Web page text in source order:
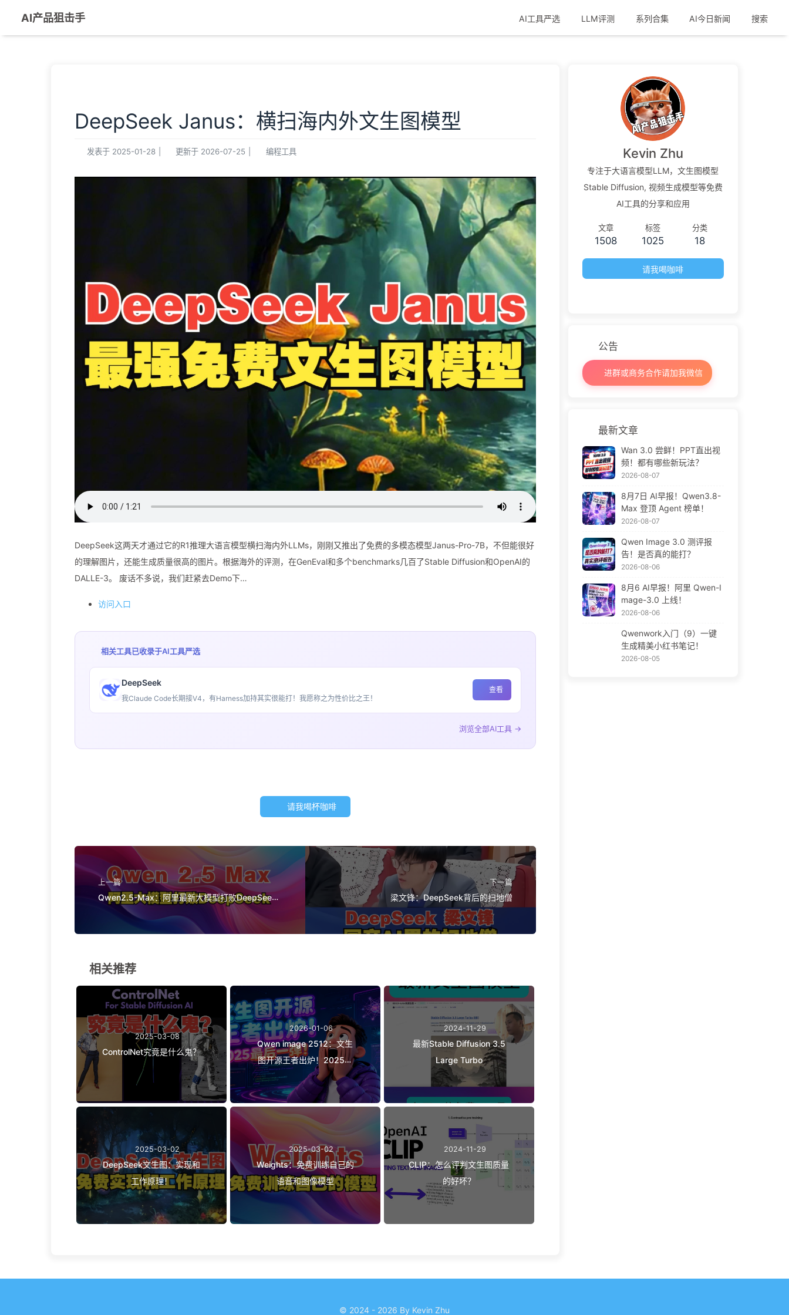
AI产品狙击手 AI工具严选 LLM评测 系列合集 AI今日新闻 搜索
DeepSeek Janus：横扫海内外文生图模型
发表于 2025-01-28 更新于 2026-07-25 编程工具
DeepSeek这两天才通过它的R1推理大语言模型横扫海内外LLMs，刚刚又推出了免费的多模态模型Janus-Pro-7B，不但能很好
的理解图片，还能生成质量很高的图片。根据海外的评测，在GenEval和多个benchmarks几百了Stable Diffusion和OpenAI的
DALLE-3。 废话不多说，我们赶紧去Demo下…
访问入口
相关工具已收录于AI工具严选
DeepSeek
我Claude Code长期接V4，有Harness加持其实很能打！我愿称之为性价比之王！
查看
浏览全部AI工具 →
请我喝杯咖啡
上一篇
Qwen2.5-Max：阿里最新大模型打败DeepSeek
下一篇
梁文锋：DeepSeek背后的扫地僧
相关推荐
2025-03-08
ControlNet究竟是什么鬼？
2026-01-06
Qwen image 2512：文生
图开源王者出炉！2025最
后一弹！
2024-11-29
最新Stable Diffusion 3.5
Large Turbo
2025-03-02
DeepSeek文生图：实现和
工作原理！
2025-03-02
Weights：免费训练自己的
语音和图像模型
2024-11-29
CLIP：怎么评判文生图质量
的好坏？
Kevin Zhu
专注于大语言模型LLM，文生图模型
Stable Diffusion, 视频生成模型等免费
AI工具的分享和应用
文章
1508
标签
1025
分类
18
请我喝咖啡
公告
进群或商务合作请加我微信
最新文章
Wan 3.0 尝鲜！PPT直出视
频！都有哪些新玩法？
2026-08-07
8月7日 AI早报！Qwen3.8-
Max 登顶 Agent 榜单！
2026-08-07
Qwen Image 3.0 测评报
告！是否真的能打？
2026-08-06
8月6 AI早报！阿里 Qwen-I
mage-3.0 上线！
2026-08-06
Qwenwork入门（9）一键
生成精美小红书笔记！
2026-08-05
© 2024 - 2026 By Kevin Zhu